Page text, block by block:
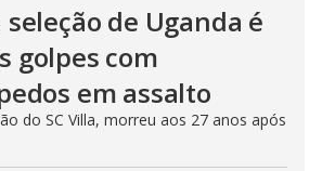
seleção de Uganda é
golpes com
em assalto
do SC Villa, morreu aos 27 anos após